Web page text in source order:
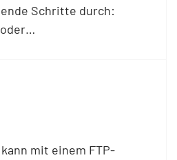
Schritte durch:
mit einem FTP-